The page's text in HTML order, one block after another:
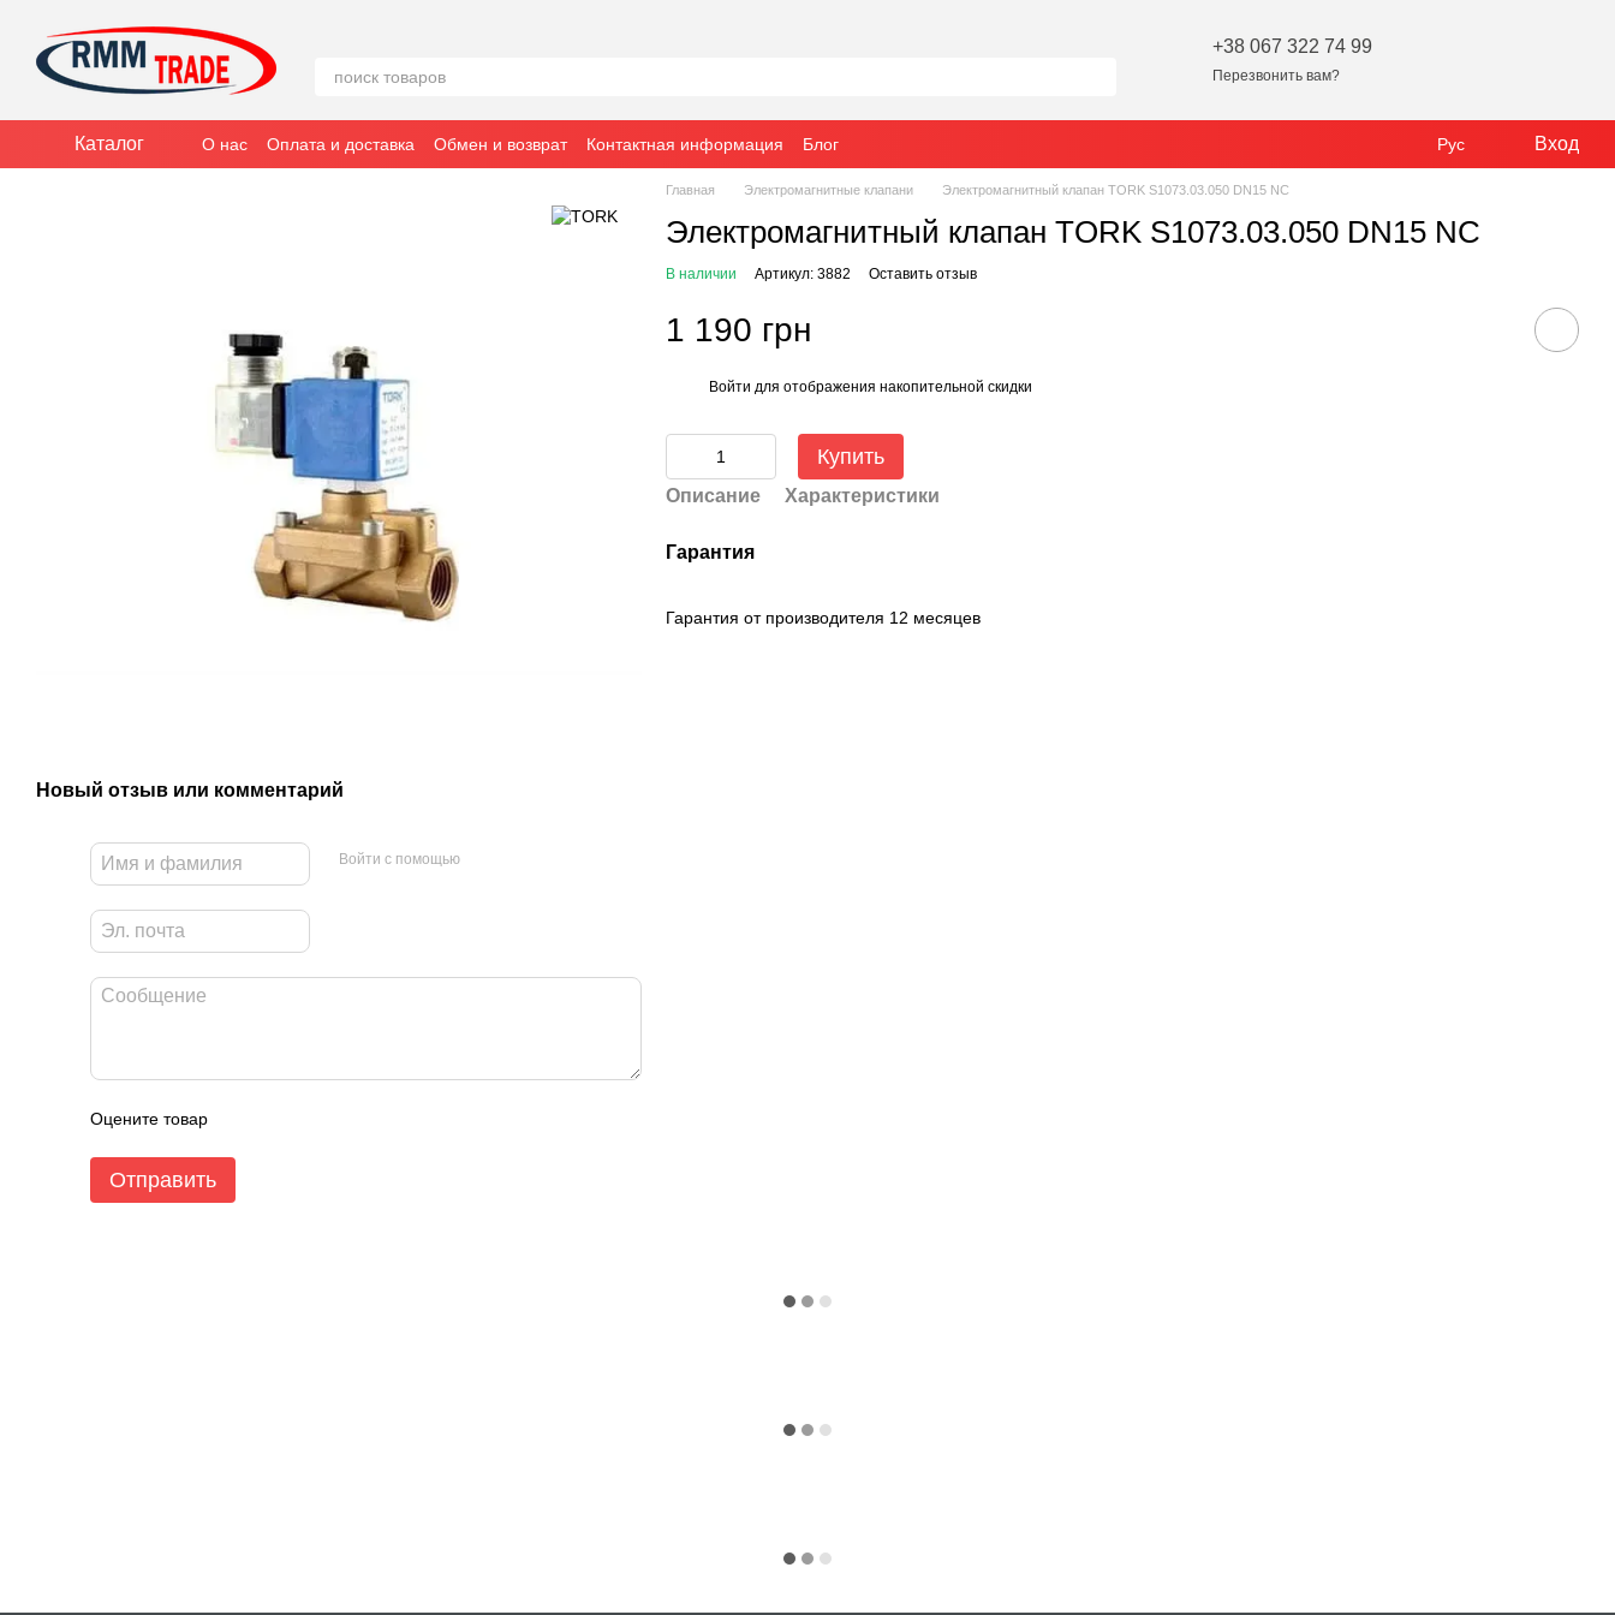
+38 067 322 74 99
Перезвонить вам?
Каталог О нас Оплата и доставка Обмен и возврат Контактная информация Блог Рус Вход
Новый отзыв или комментарий
Войти с помощью
Оцените товар
Отправить
Главная Электромагнитные клапани Электромагнитный клапан TORK S1073.03.050 DN15 NC
Электромагнитный клапан TORK S1073.03.050 DN15 NC
В наличии Артикул: 3882 Оставить отзыв
1 190 грн
Войти для отображения накопительной скидки
Купить
Описание Характеристики
Гарантия
Гарантия от производителя 12 месяцев